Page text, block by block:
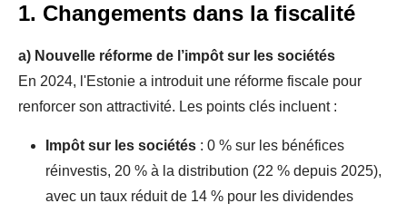
1. Changements dans la fiscalité
a) Nouvelle réforme de l’impôt sur les sociétés
En 2024, l'Estonie a introduit une réforme fiscale pour
renforcer son attractivité. Les points clés incluent :
Impôt sur les sociétés : 0 % sur les bénéfices
réinvestis, 20 % à la distribution (22 % depuis 2025),
avec un taux réduit de 14 % pour les dividendes